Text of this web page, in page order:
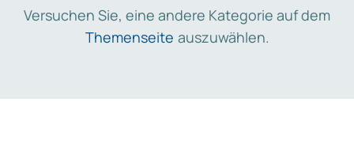
Versuchen Sie, eine andere Kategorie auf dem
Themenseite auszuwählen.